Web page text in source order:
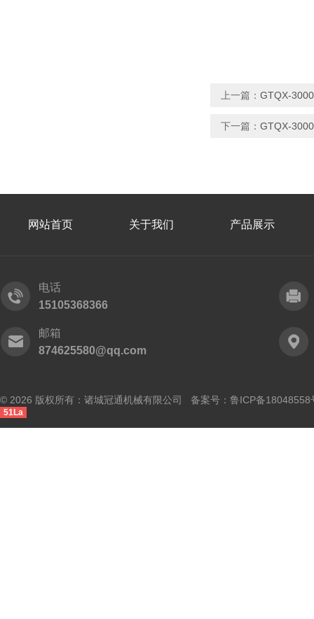
上一篇： GTQX-
下一篇： GTQX-
网站首页 关于我们 产品展示
电话
15105368366
邮箱
874625580@qq.com
© 2026 版权所有：诸城冠通机械有限公司 备案号： 鲁ICP备18048558
51La